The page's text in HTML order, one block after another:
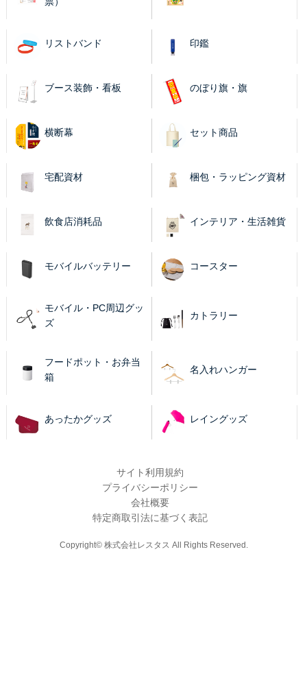
リストバンド 印鑑
ブース装飾・看板 のぼり旗・旗
横断幕 セット商品
宅配資材 梱包・ラッピング資材
飲食店消耗品 インテリア・生活雑貨
モバイルバッテリー コースター
モバイル・PC周辺グッ
ズ
カトラリー
フードポット・お弁当
箱
名入れハンガー
あったかグッズ レイングッズ
サイト利用規約
プライバシーポリシー
会社概要
特定商取引法に基づく表記
Copyright© 株式会社レスタス All Rights Reserved.